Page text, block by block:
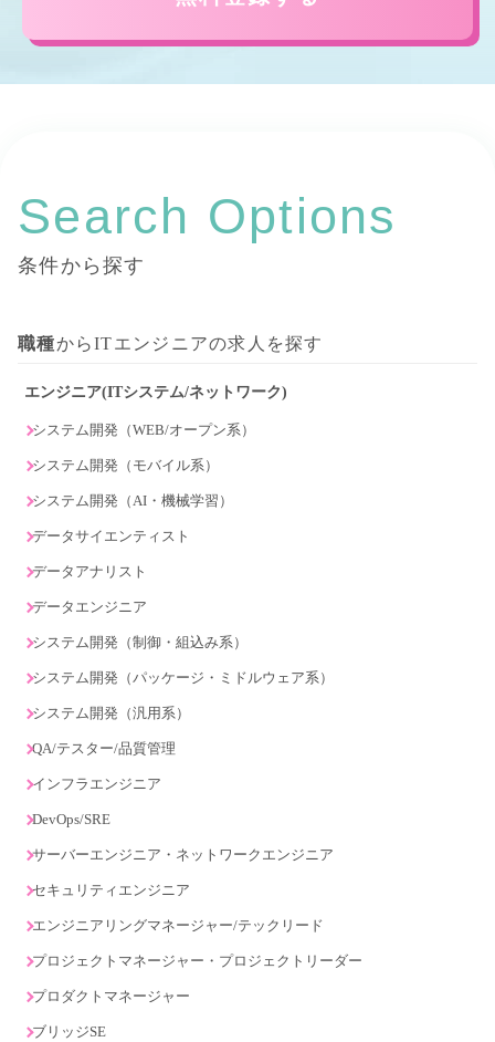
Search Options
条件から探す
職種からITエンジニアの求人を探す
エンジニア(ITシステム/ネットワーク)
システム開発（WEB/オープン系）
システム開発（モバイル系）
システム開発（AI・機械学習）
データサイエンティスト
データアナリスト
データエンジニア
システム開発（制御・組込み系）
システム開発（パッケージ・ミドルウェア系）
システム開発（汎用系）
QA/テスター/品質管理
インフラエンジニア
DevOps/SRE
サーバーエンジニア・ネットワークエンジニア
セキュリティエンジニア
エンジニアリングマネージャー/テックリード
プロジェクトマネージャー・プロジェクトリーダー
プロダクトマネージャー
ブリッジSE